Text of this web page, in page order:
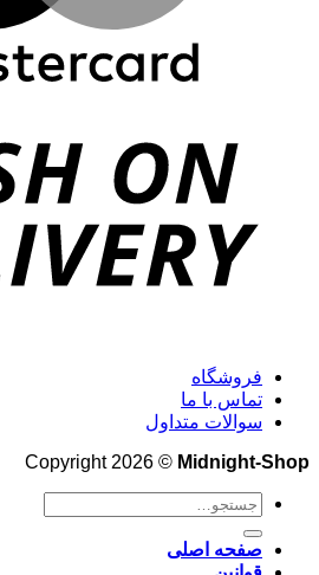
فروشگاه
تماس با ما
سوالات متداول
Copyright 2026 © Midnight-Shop
جستجو
صفحه اصلی